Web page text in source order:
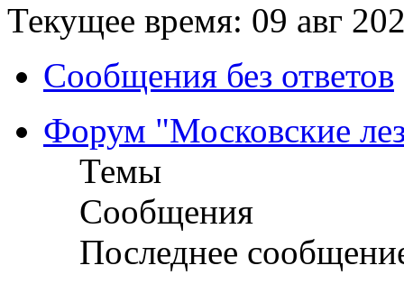
Текущее время: 09 авг
Сообщения без ответов
Форум "Московские
Темы
Сообщения
Последнее